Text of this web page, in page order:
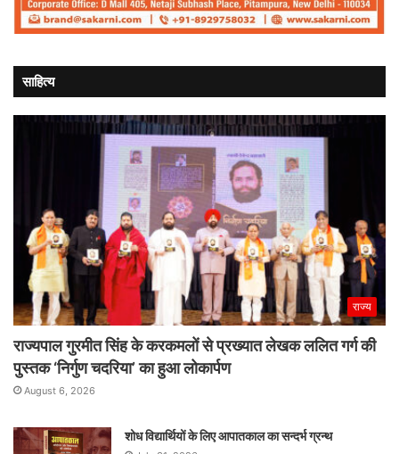
साहित्य
राज्य
राज्यपाल गुरमीत सिंह के करकमलों से प्रख्यात लेखक ललित गर्ग की
पुस्तक ‘निर्गुण चदरिया’ का हुआ लोकार्पण
August 6, 2026
शोध विद्यार्थियों के लिए आपातकाल का सन्दर्भ ग्रन्थ